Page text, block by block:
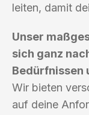
leiten, damit
Unser
sich ganz
Bedürfnissen
Wir bieten
auf deine